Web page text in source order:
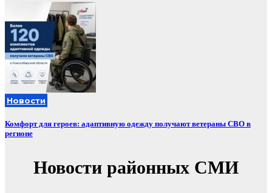
Новости
Комфорт для героев: адаптивную одежду получают ветераны СВО в
регионе